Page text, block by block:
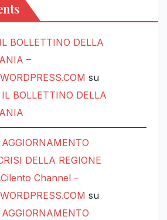
BOLLETTINO DELLA
–
su
BOLLETTINO DELLA
DELLA REGIONE
Channel –
su